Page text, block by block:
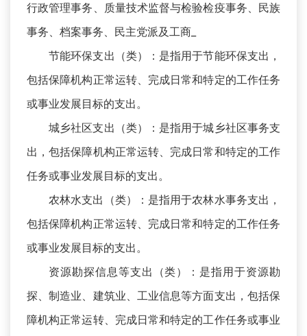
行政管理事务、质量技术监督与检验检疫事务、民族
事务、档案事务、民主党派及工商_
节能环保支出（类）：是指用于节能环保支出，
包括保障机构正常运转、完成日常和特定的工作任务
或事业发展目标的支出。
城乡社区支出（类）：是指用于城乡社区事务支
出，包括保障机构正常运转、完成日常和特定的工作
任务或事业发展目标的支出。
农林水支出（类）：是指用于农林水事务支出，
包括保障机构正常运转、完成日常和特定的工作任务
或事业发展目标的支出。
资源勘探信息等支出（类）：是指用于资源勘
探、制造业、建筑业、工业信息等方面支出，包括保
障机构正常运转、完成日常和特定的工作任务或事业